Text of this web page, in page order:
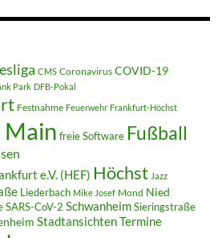
CMS Coronavirus COVID-19
Park DFB-Pokal
Festnahme Feuerwehr Frankfurt-Höchst
freie Software Fußball
e.V. (HEF) Höchst Jazz
Liederbach Mike Josef Mond Nied
SARS-CoV-2 SchwanheimSieringstraße
StadtansichtenTermine